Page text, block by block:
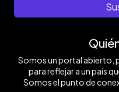
Somos un portal abierto,
para reflejar a un país
Somos el punto de